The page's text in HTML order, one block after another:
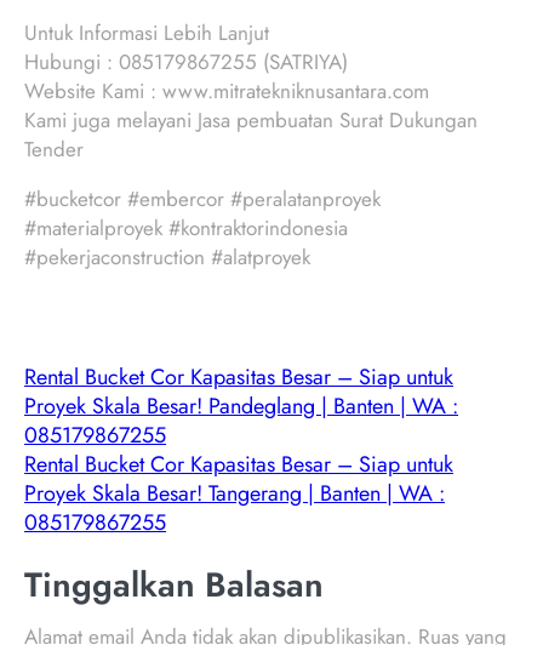
Untuk Informasi Lebih Lanjut
Hubungi : 085179867255 (SATRIYA)
Website Kami : www.mitratekniknusantara.com
Kami juga melayani Jasa pembuatan Surat Dukungan
Tender
#bucketcor #embercor #peralatanproyek
#materialproyek #kontraktorindonesia
#pekerjaconstruction #alatproyek
Rental Bucket Cor Kapasitas Besar – Siap untuk
Proyek Skala Besar! Pandeglang | Banten | WA :
085179867255
Rental Bucket Cor Kapasitas Besar – Siap untuk
Proyek Skala Besar! Tangerang | Banten | WA :
085179867255
Tinggalkan Balasan
Alamat email Anda tidak akan dipublikasikan. Ruas yang